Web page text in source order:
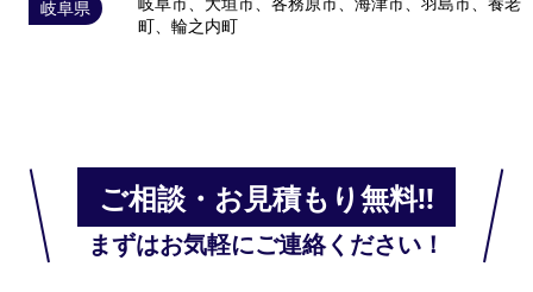
岐阜県
町、輪之内町
ご相談・お見積もり無料!!
まずはお気軽にご連絡ください！